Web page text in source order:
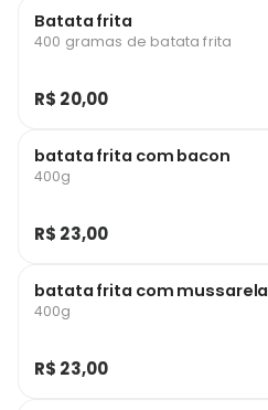
Batata frita
400 gramas de batata frita
R$ 20,00
batata frita com bacon
400g
R$ 23,00
batata frita com mussarela
400g
R$ 23,00